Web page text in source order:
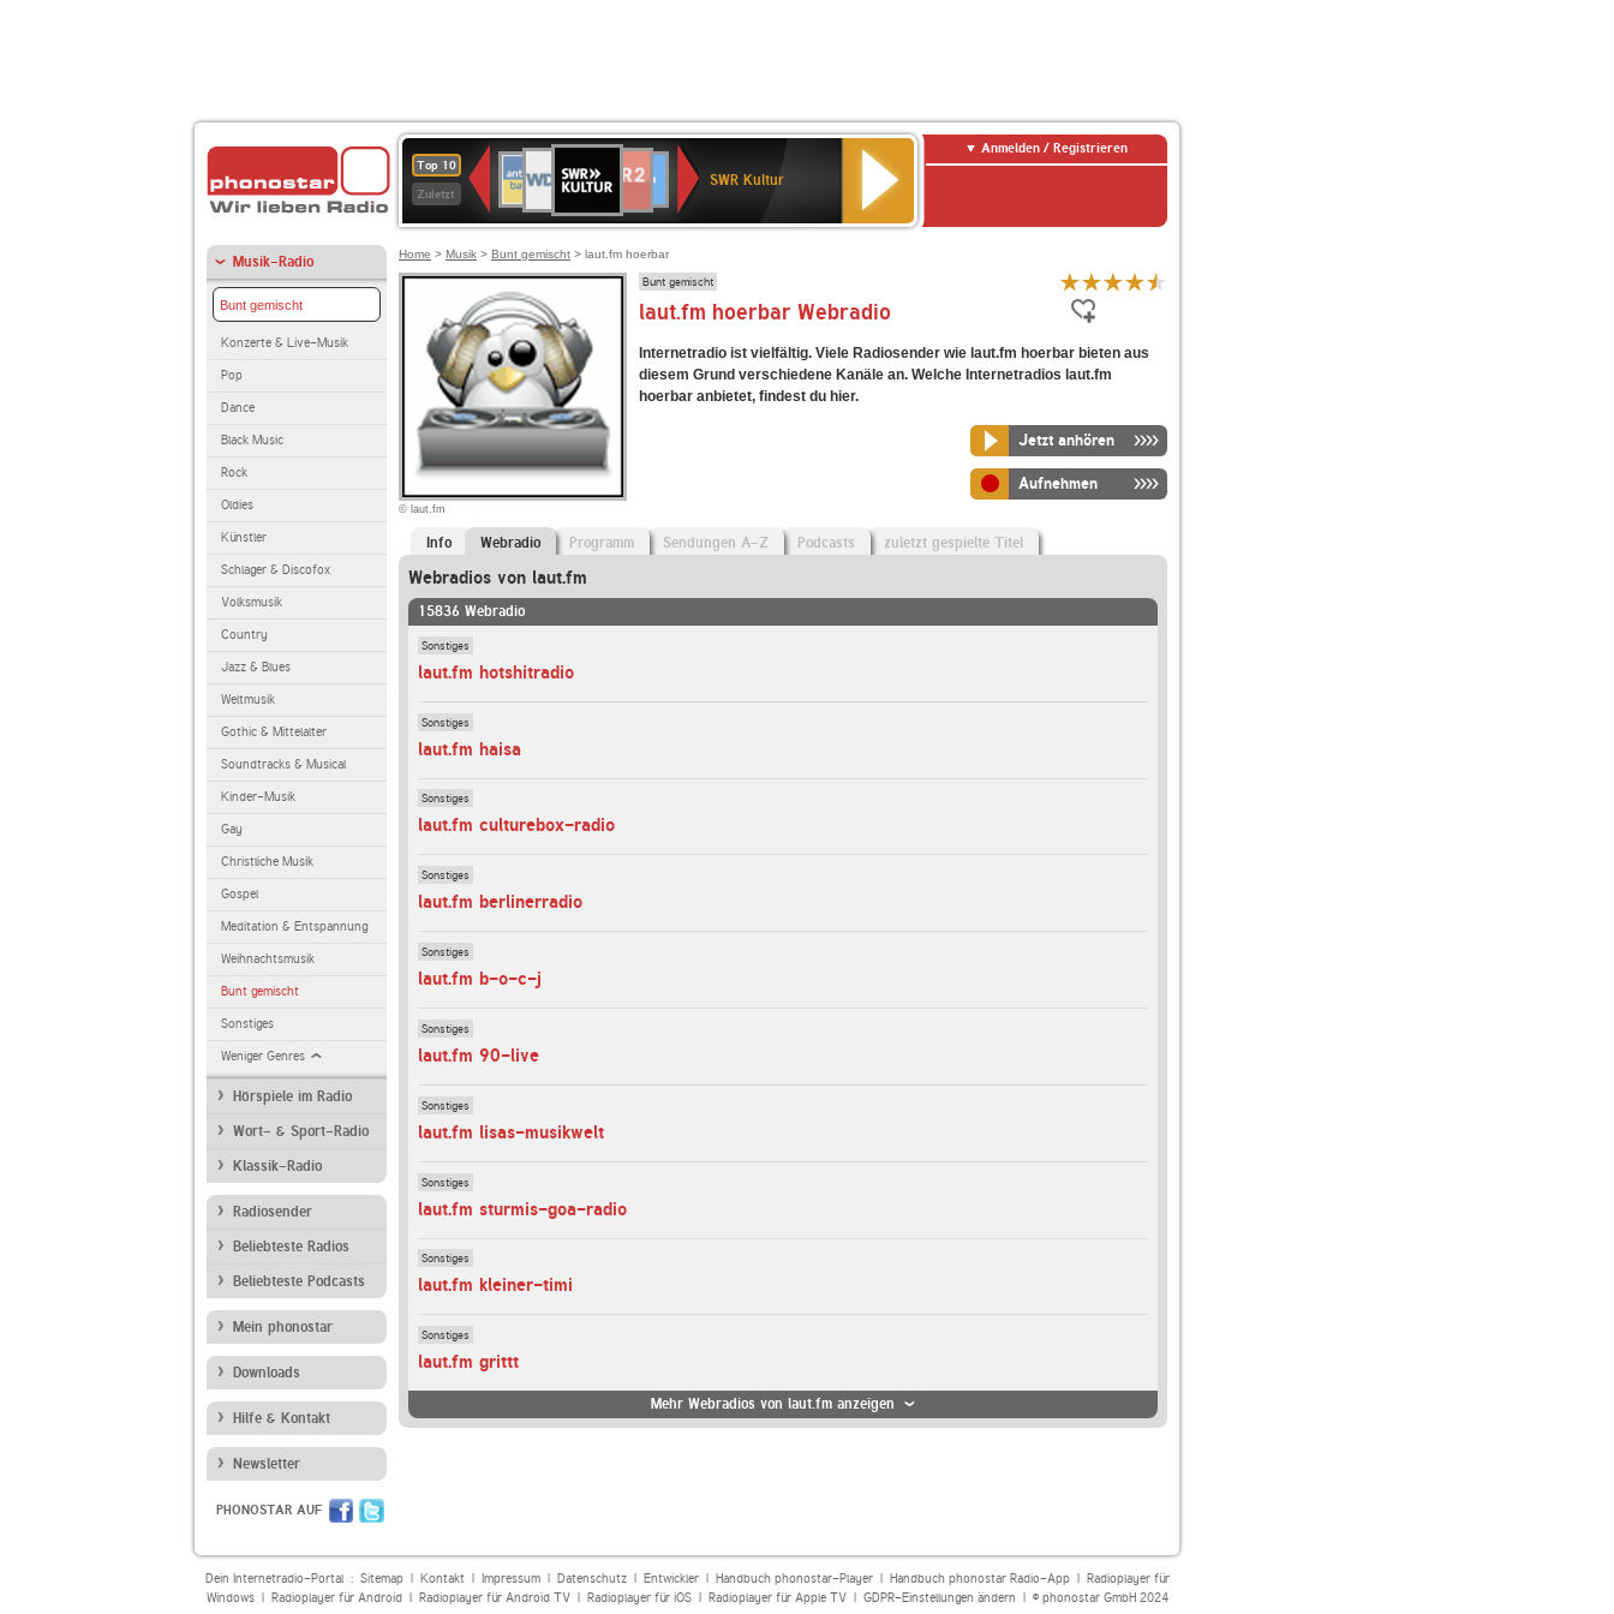
Top 10
Zuletzt
Deutschlandfunk
80er
90er
OLDIE
ANTENNE
SWR3
WDR
4
BR-
KLASSIK
Deutschlandfunk
Kultur
ANTENNE
BAYERN
2
Kultur2
SWR Kultur
Anmelden / Registrieren
Musik-Radio
Bunt gemischt
Konzerte & Live-Musik
Pop
Dance
Black Music
Rock
Oldies
Künstler
Schlager & Discofox
Volksmusik
Country
Jazz & Blues
Weltmusik
Gothic & Mittelalter
Soundtracks & Musical
Kinder-Musik
Gay
Christliche Musik
Gospel
Meditation & Entspannung
Weihnachtsmusik
Bunt gemischt
Sonstiges
Weniger Genres
Hörspiele im Radio
Wort- & Sport-Radio
Klassik-Radio
Radiosender
Beliebteste Radios
Beliebteste Podcasts
Mein phonostar
Downloads
Hilfe & Kontakt
Newsletter
PHONOSTAR AUF
Home > Musik > Bunt gemischt > laut.fm hoerbar
© laut.fm
Bunt gemischt
laut.fm hoerbar Webradio
Internetradio ist vielfältig. Viele Radiosender wie laut.fm hoerbar bieten aus
diesem Grund verschiedene Kanäle an. Welche Internetradios laut.fm
hoerbar anbietet, findest du hier.
Jetzt anhören
Aufnehmen
Info Webradio Programm Sendungen A-Z Podcasts zuletzt gespielte Titel
Webradios von laut.fm
15836 Webradio
Sonstiges
laut.fm hotshitradio
Sonstiges
laut.fm haisa
Sonstiges
laut.fm culturebox-radio
Sonstiges
laut.fm berlinerradio
Sonstiges
laut.fm b-o-c-j
Sonstiges
laut.fm 90-live
Sonstiges
laut.fm lisas-musikwelt
Sonstiges
laut.fm sturmis-goa-radio
Sonstiges
laut.fm kleiner-timi
Sonstiges
laut.fm grittt
Mehr Webradios von laut.fm anzeigen
Dein Internetradio-Portal : Sitemap| Kontakt| Impressum| Datenschutz| Entwickler| Handbuch phonostar-Player| Handbuch phonostar Radio-App| Radioplayer für
Windows| Radioplayer für Android| Radioplayer für Android TV| Radioplayer für iOS| Radioplayer für Apple TV| GDPR-Einstellungen ändern | © phonostar GmbH 2024